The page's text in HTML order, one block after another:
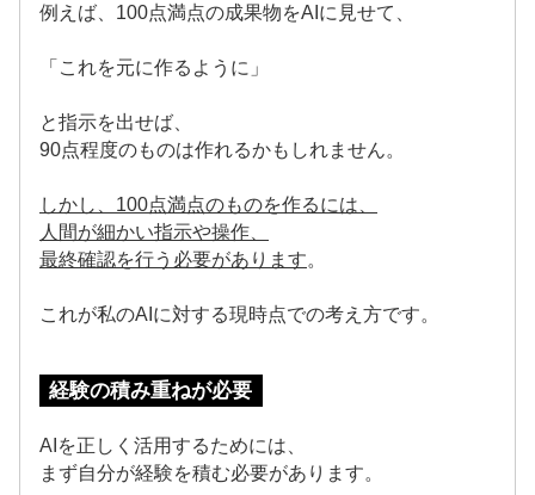
例えば、100点満点の成果物をAIに見せて、
「これを元に作るように」
と指示を出せば、
90点程度のものは作れるかもしれません。
しかし、100点満点のものを作るには、
人間が細かい指示や操作、
最終確認を行う必要があります。
これが私のAIに対する現時点での考え方です。
経験の積み重ねが必要
AIを正しく活用するためには、
まず自分が経験を積む必要があります。